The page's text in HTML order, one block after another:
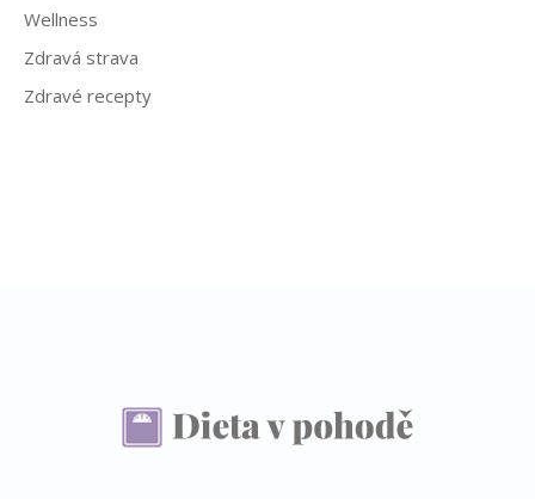
Wellness
Zdravá strava
Zdravé recepty